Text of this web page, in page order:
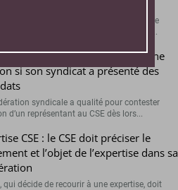
ne peut pas être considéré comme
dans la négociation préélectorale faute...
une fédération peut contester une
si son syndicat a présenté des
syndicale a qualité pour contester
d’un représentant au CSE dès lors...
CSE : le CSE doit préciser le
et l’objet de l’expertise dans sa
qui décide de recourir à une expertise, doit